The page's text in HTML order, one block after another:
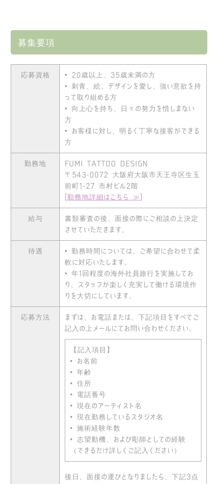
募集要項
応募資格
• 20歳以上、35歳未満の方
• 刺青、絵、デザインを愛し、強い意欲を持
って取り組める方
• 向上心を持ち、日々の努力を惜しまない
方
• お客様に対し、明るく丁寧な接客ができる
方
勤務地
FUMI TATTOO DESIGN
〒543-0072 大阪府大阪市天王寺区生玉
前町1-27 市村ビル2階
[勤務地詳細はこちら ≫
給与
書類審査の後、面接の際にご相談の上決定
させていただきます。
待遇
• 勤務時間については、ご希望に合わせて柔
軟に対応いたします。
• 年1回程度の海外社員旅行を実施してお
り、スタッフが楽しく充実して働ける環境作
りを大切にしています。
応募方法
まずは、お電話または、下記項目をすべてご
記入の上メールにてお問い合わせください。
【記入項目】
• お名前
• 年齢
• 住所
• 電話番号
• 現在のアーティスト名
• 現在勤務しているスタジオ名
• 施術経験年数
• 志望動機、および彫師としての経験
（できるだけ詳しくご記入ください）
後日、面接の運びとなりましたら、下記3点